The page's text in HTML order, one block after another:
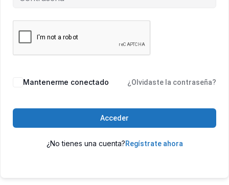
Mantenerme conectado ¿Olvidaste la contraseña?
Acceder
¿No tienes una cuenta?Regístrate ahora